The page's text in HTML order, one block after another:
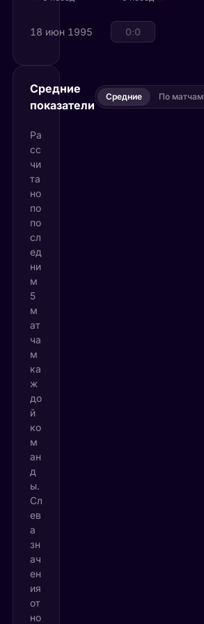
18 июн 1995 Парагвай
0:0
Средние
показатели
Средние По матчам
Ра
сс
чи
та
но
по
по
сл
ед
ни
м
5
м
ат
ча
м
ка
ж
до
й
ко
м
ан
д
ы.
Сл
ев
а
зн
ач
ен
ия
от
но